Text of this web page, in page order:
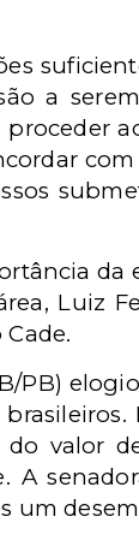
a
da
Luiz
PB)
valor
A
um